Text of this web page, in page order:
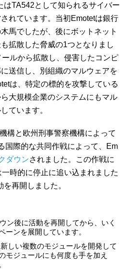
はTA542として知られるサイバー
れています。当初Emotetは銀行
馬でしたが、後にボットネット
拡散した脅威の1つとなりまし
ルから拡散し、侵害したコンピ
送信し、別組織のマルウェアを
は、特定の標的を攻撃している
大規模企業のシステムにもマル
ています。
構と欧州刑事警察機構によって
国際的な共同作戦によって、Em
ダウンされました。この作戦に
時的に停止に追い込まれました
再開しました。
ン後に活動を再開してから、いく
ーンを展開しています。
しい複数のモジュールを開発して
モジュールにも何度も手を加え